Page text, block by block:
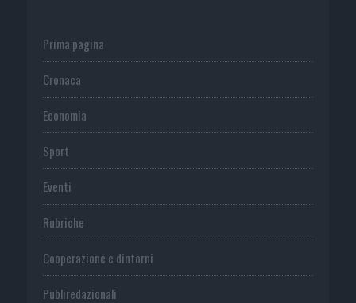
Prima pagina
Cronaca
Economia
Sport
Eventi
Rubriche
Cooperazione e dintorni
Publiredazionali